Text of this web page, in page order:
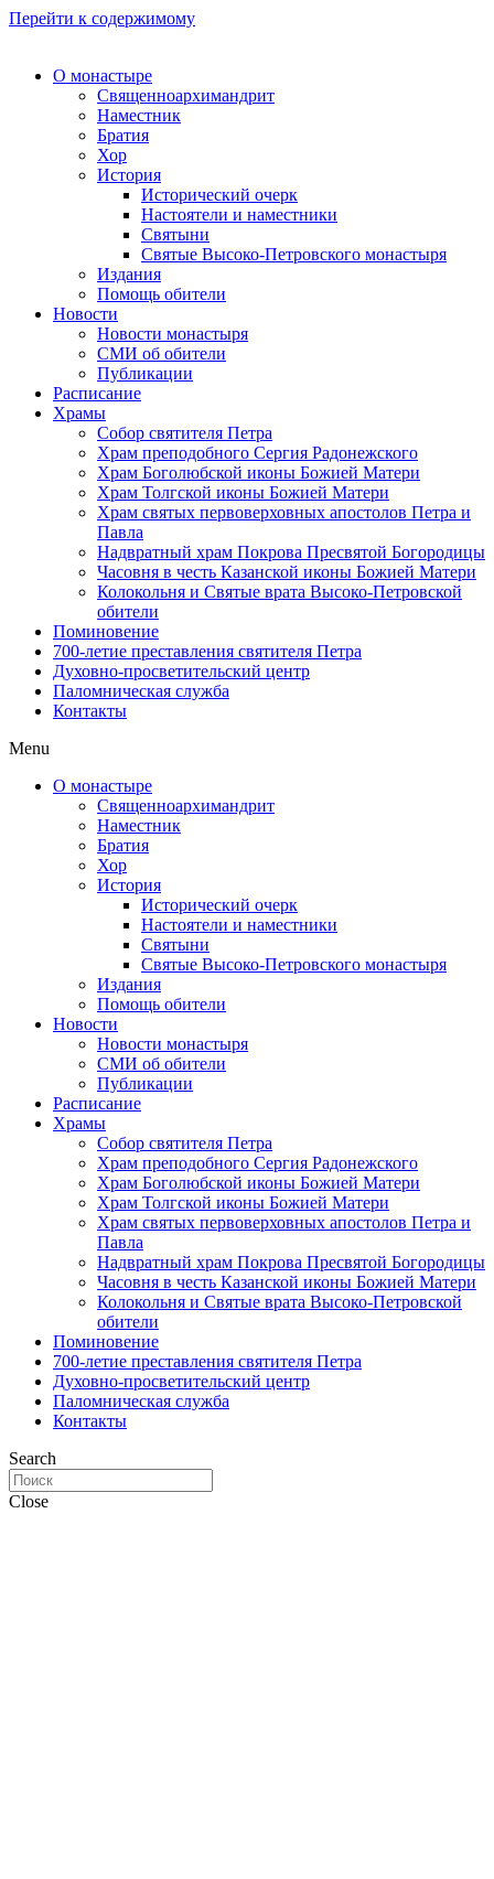
Перейти к содержимому
О монастыре
Священноархимандрит
Наместник
Братия
Хор
История
Исторический очерк
Настоятели и наместники
Святыни
Святые Высоко-Петровского монастыря
Издания
Помощь обители
Новости
Новости монастыря
СМИ об обители
Публикации
Расписание
Храмы
Собор святителя Петра
Храм преподобного Сергия Радонежского
Храм Боголюбской иконы Божией Матери
Храм Толгской иконы Божией Матери
Храм святых первоверховных апостолов Петра и
Павла
Надвратный храм Покрова Пресвятой Богородицы
Часовня в честь Казанской иконы Божией Матери
Колокольня и Святые врата Высоко-Петровской
обители
Поминовение
700-летие преставления святителя Петра
Духовно-просветительский центр
Паломническая служба
Контакты
Menu
О монастыре
Священноархимандрит
Наместник
Братия
Хор
История
Исторический очерк
Настоятели и наместники
Святыни
Святые Высоко-Петровского монастыря
Издания
Помощь обители
Новости
Новости монастыря
СМИ об обители
Публикации
Расписание
Храмы
Собор святителя Петра
Храм преподобного Сергия Радонежского
Храм Боголюбской иконы Божией Матери
Храм Толгской иконы Божией Матери
Храм святых первоверховных апостолов Петра и
Павла
Надвратный храм Покрова Пресвятой Богородицы
Часовня в честь Казанской иконы Божией Матери
Колокольня и Святые врата Высоко-Петровской
обители
Поминовение
700-летие преставления святителя Петра
Духовно-просветительский центр
Паломническая служба
Контакты
Search
Close